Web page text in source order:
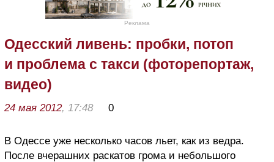
Реклама
Одесский ливень: пробки, потоп
и проблема с такси (фоторепортаж,
видео)
24 мая 2012, 17:48 0
В Одессе уже несколько часов льет, как из ведра.
После вчерашних раскатов грома и небольшого